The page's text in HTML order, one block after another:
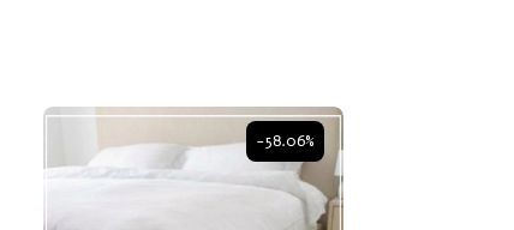
-58.06%